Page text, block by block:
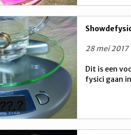
28 mei 2017
Dit is een
fysici gaan